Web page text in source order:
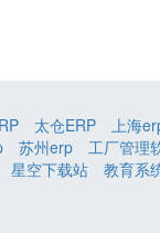
太仓ERP 上海
苏州erp 工厂管理
星空下载站 教育系